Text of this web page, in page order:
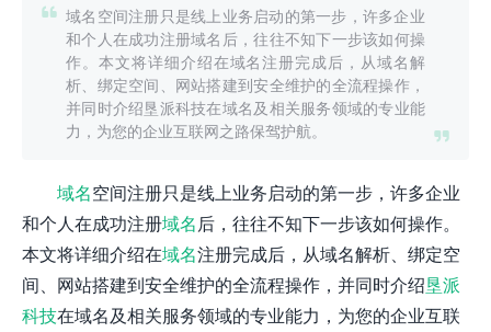


域名空间注册只是线上业务启动的第一步，许多企业
和个人在成功注册域名后，往往不知下一步该如何操
作。本文将详细介绍在域名注册完成后，从域名解
析、绑定空间、网站搭建到安全维护的全流程操作，
并同时介绍垦派科技在域名及相关服务领域的专业能
力，为您的企业互联网之路保驾护航。
域名空间注册只是线上业务启动的第一步，许多企业
和个人在成功注册域名后，往往不知下一步该如何操作。
本文将详细介绍在域名注册完成后，从域名解析、绑定空
间、网站搭建到安全维护的全流程操作，并同时介绍垦派
科技在域名及相关服务领域的专业能力，为您的企业互联